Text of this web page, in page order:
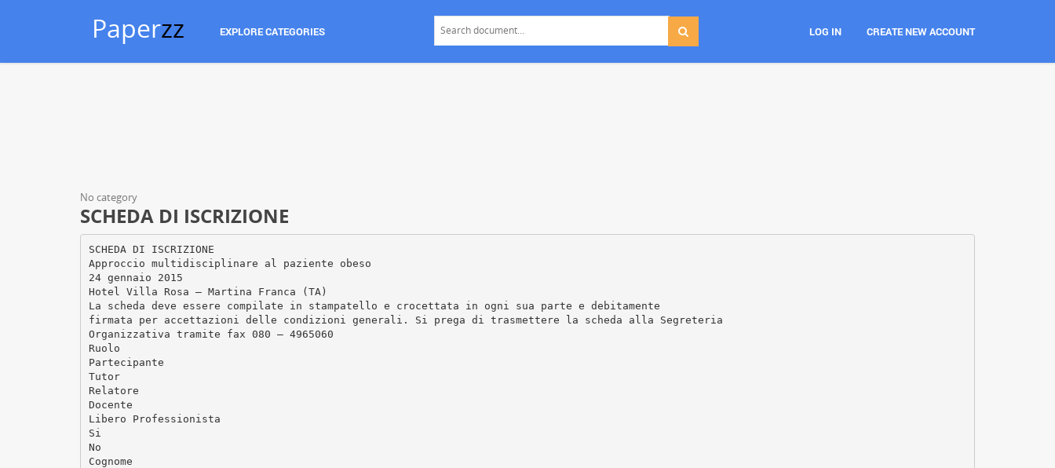
Paperzz EXPLORE CATEGORIES LOG IN CREATE NEW ACCOUNT
No category
SCHEDA DI ISCRIZIONE
SCHEDA DI ISCRIZIONE
Approccio multidisciplinare al paziente obeso
24 gennaio 2015
Hotel Villa Rosa – Martina Franca (TA)
La scheda deve essere compilate in stampatello e crocettata in ogni sua parte e debitamente
firmata per accettazioni delle condizioni generali. Si prega di trasmettere la scheda alla Segreteria
Organizzativa tramite fax 080 – 4965060
Ruolo
Partecipante
Tutor
Relatore
Docente
Libero Professionista
Si
No
Cognome